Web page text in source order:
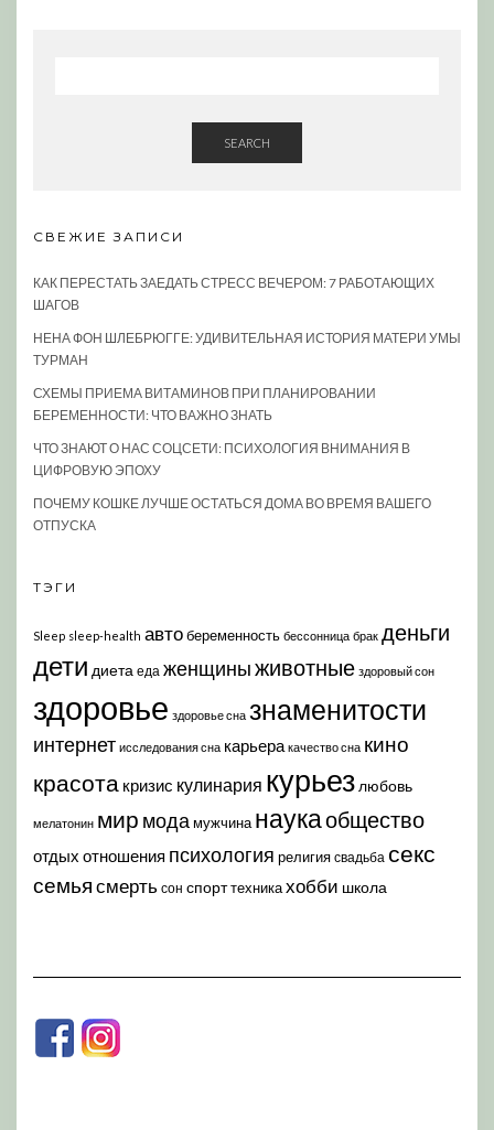
SEARCH
СВЕЖИЕ ЗАПИСИ
КАК ПЕРЕСТАТЬ ЗАЕДАТЬ СТРЕСС ВЕЧЕРОМ: 7 РАБОТАЮЩИХ
ШАГОВ
НЕНА ФОН ШЛЕБРЮГГЕ: УДИВИТЕЛЬНАЯ ИСТОРИЯ МАТЕРИ УМЫ
ТУРМАН
СХЕМЫ ПРИЕМА ВИТАМИНОВ ПРИ ПЛАНИРОВАНИИ
БЕРЕМЕННОСТИ: ЧТО ВАЖНО ЗНАТЬ
ЧТО ЗНАЮТ О НАС СОЦСЕТИ: ПСИХОЛОГИЯ ВНИМАНИЯ В
ЦИФРОВУЮ ЭПОХУ
ПОЧЕМУ КОШКЕ ЛУЧШЕ ОСТАТЬСЯ ДОМА ВО ВРЕМЯ ВАШЕГО
ОТПУСКА
ТЭГИ
Sleep sleep-health автобеременность бессонница брак деньги
дети диета еда женщиныживотные здоровый сон
здоровье здоровье сна знаменитости
интернет исследования сна карьера качество сна кино
красота кризис кулинария курьез любовь
мелатонин мир модамужчина наукаобщество
отдых отношения психология религия свадьба секс
семья смерть сон спорттехникахобби школа